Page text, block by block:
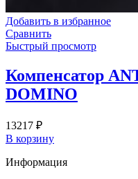
Добавить в избранное
Сравнить
Быстрый просмотр
Компенсатор
DOMINO
13217 ₽
В корзину
Информация